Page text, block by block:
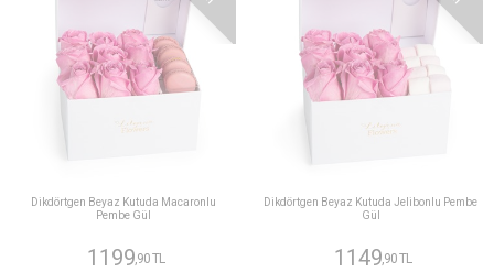
Dikdörtgen Beyaz Kutuda Macaronlu
Pembe Gül
1199 ,90 TL
Dikdörtgen Beyaz Kutuda Jelibonlu Pembe
Gül
1149 ,90 TL